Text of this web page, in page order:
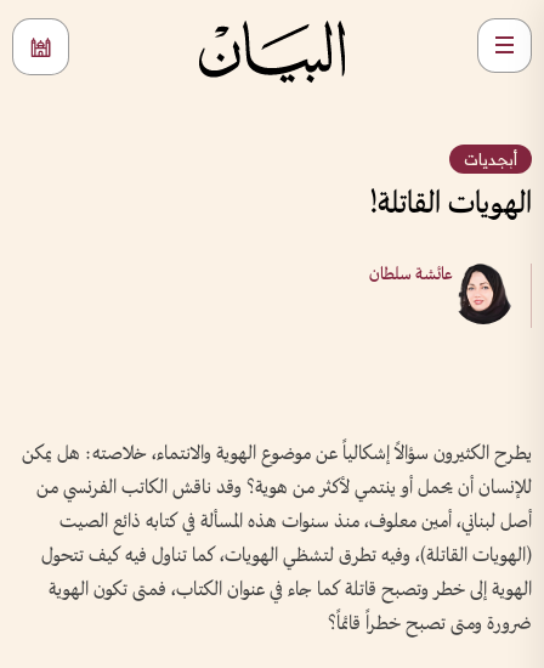
أبجديات
الهويات القاتلة!
عائشة سلطان
يطرح الكثيرون سؤالاً إشكالياً عن موضوع الهوية والانتماء، خلاصته: هل يمكن
للإنسان أن يحمل أو ينتمي لأكثر من هوية؟ وقد ناقش الكاتب الفرنسي من
أصل لبناني، أمين معلوف، منذ سنوات هذه المسألة في كتابه ذائع الصيت
(الهويات القاتلة)، وفيه تطرق لتشظي الهويات، كما تناول فيه كيف تتحول
الهوية إلى خطر وتصبح قاتلة كما جاء في عنوان الكتاب، فمتى تكون الهوية
ضرورة ومتى تصبح خطراً قائماً؟